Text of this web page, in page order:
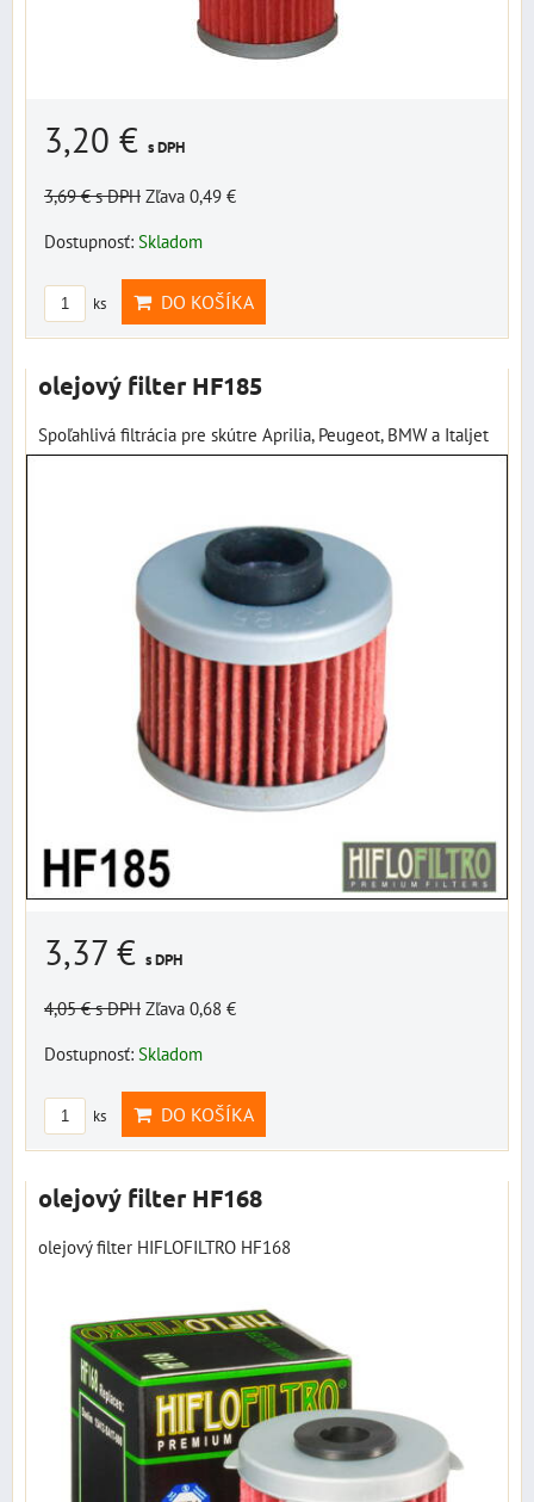
3,20 € s DPH
3,69 €s DPH Zľava 0,49 €
Dostupnosť: Skladom
ks DO KOŠÍKA
olejový filter HF185
Spoľahlivá filtrácia pre skútre Aprilia, Peugeot, BMW a Italjet
3,37 € s DPH
4,05 €s DPH Zľava 0,68 €
Dostupnosť: Skladom
ks DO KOŠÍKA
olejový filter HF168
olejový filter HIFLOFILTRO HF168